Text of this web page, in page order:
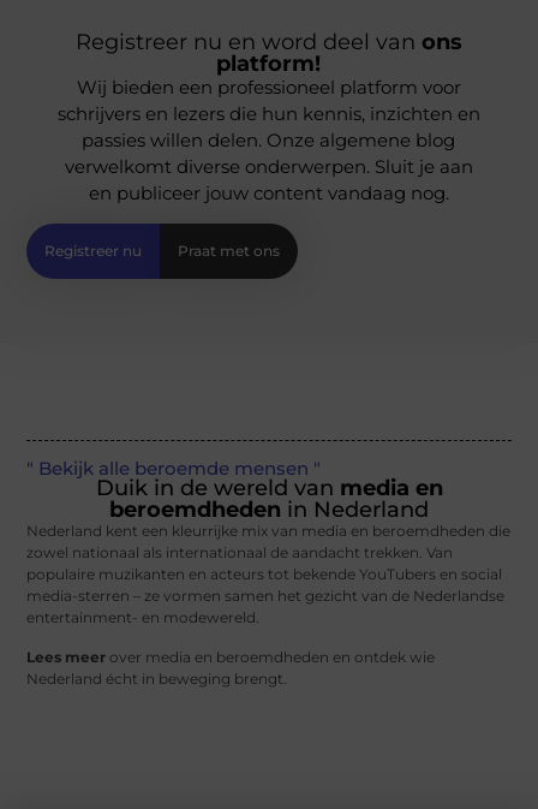
Registreer nu en word deel van ons
platform!
Wij bieden een professioneel platform voor
schrijvers en lezers die hun kennis, inzichten en
passies willen delen. Onze algemene blog
verwelkomt diverse onderwerpen. Sluit je aan
en publiceer jouw content vandaag nog.
Registreer nu Praat met ons
" Bekijk alle beroemde mensen "
Duik in de wereld van media en
beroemdheden in Nederland
Nederland kent een kleurrijke mix van media en beroemdheden die
zowel nationaal als internationaal de aandacht trekken. Van
populaire muzikanten en acteurs tot bekende YouTubers en social
media-sterren – ze vormen samen het gezicht van de Nederlandse
entertainment- en modewereld.
Lees meer over media en beroemdheden en ontdek wie
Nederland écht in beweging brengt.